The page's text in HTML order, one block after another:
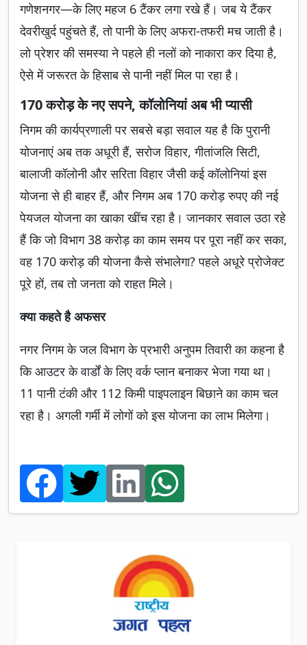
गणेशनगर—के लिए महज 6 टैंकर लगा रखे हैं। जब ये टैंकर
देवरीखुर्द पहुंचते हैं, तो पानी के लिए अफरा-तफरी मच जाती है।
लो प्रेशर की समस्या ने पहले ही नलों को नाकारा कर दिया है,
ऐसे में जरूरत के हिसाब से पानी नहीं मिल पा रहा है।
170 करोड़ के नए सपने, कॉलोनियां अब भी प्यासी
निगम की कार्यप्रणाली पर सबसे बड़ा सवाल यह है कि पुरानी
योजनाएं अब तक अधूरी हैं, सरोज विहार, गीतांजलि सिटी,
बालाजी कॉलोनी और सरिता विहार जैसी कई कॉलोनियां इस
योजना से ही बाहर हैं, और निगम अब 170 करोड़ रुपए की नई
पेयजल योजना का खाका खींच रहा है। जानकार सवाल उठा रहे
हैं कि जो विभाग 38 करोड़ का काम समय पर पूरा नहीं कर सका,
वह 170 करोड़ की योजना कैसे संभालेगा? पहले अधूरे प्रोजेक्ट
पूरे हों, तब तो जनता को राहत मिले।
क्या कहते है अफसर
नगर निगम के जल विभाग के प्रभारी अनुपम तिवारी का कहना है
कि आउटर के वार्डों के लिए वर्क प्लान बनाकर भेजा गया था।
11 पानी टंकी और 112 किमी पाइपलाइन बिछाने का काम चल
रहा है। अगली गर्मी में लोगों को इस योजना का लाभ मिलेगा।